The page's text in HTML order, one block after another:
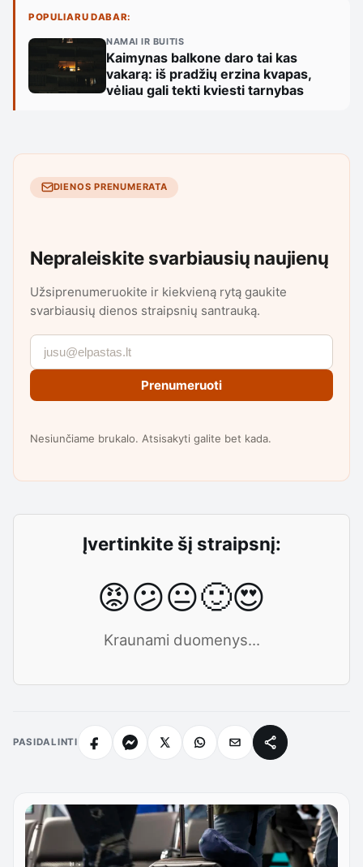
POPULIARU DABAR:
NAMAI IR BUITIS
Kaimynas balkone daro tai kas
vakarą: iš pradžių erzina kvapas,
vėliau gali tekti kviesti tarnybas
DIENOS PRENUMERATA
Nepraleiskite svarbiausių naujienų
Užsiprenumeruokite ir kiekvieną rytą gaukite
svarbiausių dienos straipsnių santrauką.
Prenumeruoti
Nesiunčiame brukalo. Atsisakyti galite bet kada.
Įvertinkite šį straipsnį:
😡😕😐🙂😍
Kraunami duomenys...
PASIDALINTI